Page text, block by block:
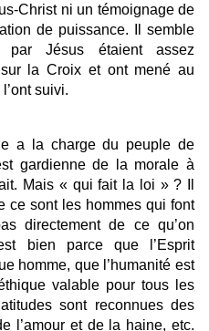
Christ ni un témoignage de
de puissance. Il semble
Jésus étaient assez
la Croix et ont mené au
suivi.
a la charge du peuple de
gardienne de la morale à
Mais « qui fait la loi » ? Il
ce sont les hommes qui font
directement de ce qu’on
bien parce que l’Esprit
homme, que l’humanité est
valable pour tous les
sont reconnues des
l’amour et de la haine, etc.